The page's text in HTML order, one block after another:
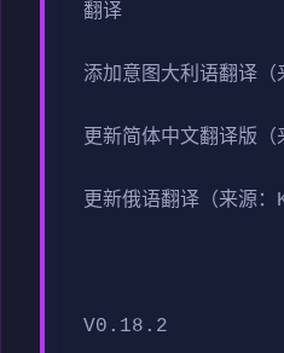
翻译
添加意图大利语翻译
更新简体中文翻译版
更新俄语翻译（来源
V0.18.2